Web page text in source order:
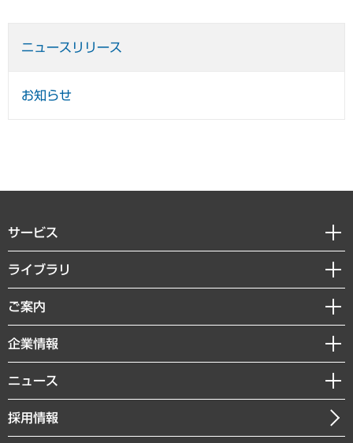
ニュースリリース
お知らせ
サービス
経営戦略
組織・人事戦略
デジタルイノベーション
共生・ダイバーシティ
GRC（ガバナンス・リスク・コンプライアンス）・防災（政策）
経済・産業・雇用・労働
ライブラリ
経済調査
レポート
コラム
経営用語集
受託・受注実績（官公庁関連）
ご案内
セミナー・イベント情報
MUFGビジネスセミナー
受託案件情報
企業情報
私たちの想い
社長メッセージ
会社概要
ニュース
ニュースリリース
お知らせ
採用情報